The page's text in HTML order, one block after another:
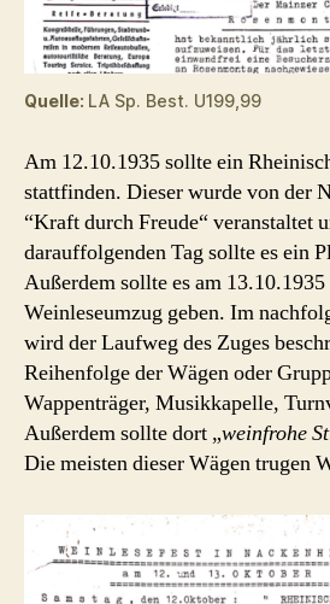
Quelle: LA Sp. Best. U199,99
Am 12.10.1935 sollte ein
stattfinden. Dieser wurde von der
“Kraft durch Freude“ veranstaltet
darauffolgenden Tag sollte es ein
Außerdem sollte es am
Weinleseumzug geben. Im
wird der Laufweg des Zuges
Reihenfolge der Wägen oder
Wappenträger, Musikkapelle,
Außerdem sollte dort „weinfrohe
Die meisten dieser Wägen trugen